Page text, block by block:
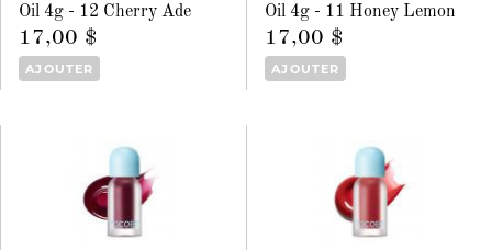
Oil 4g - 12 Cherry Ade
17,00 $
AJOUTER
Oil 4g - 11 Honey Lemon
17,00 $
AJOUTER